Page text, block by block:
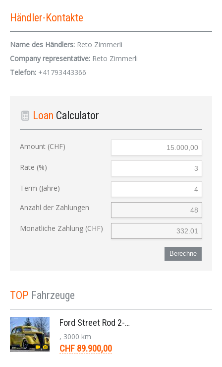
Händler-Kontakte
Name des Händlers: Reto Zimmerli
Company representative: Reto Zimmerli
Telefon: +41793443366
Loan Calculator
Amount (CHF)
Rate (%)
Term (Jahre)
Anzahl der Zahlungen
Monatliche Zahlung (CHF)
Berechne
TOP Fahrzeuge
Ford Street Rod 2-Door V8 Aut. 1937
, 3000 km
CHF 89.900,00